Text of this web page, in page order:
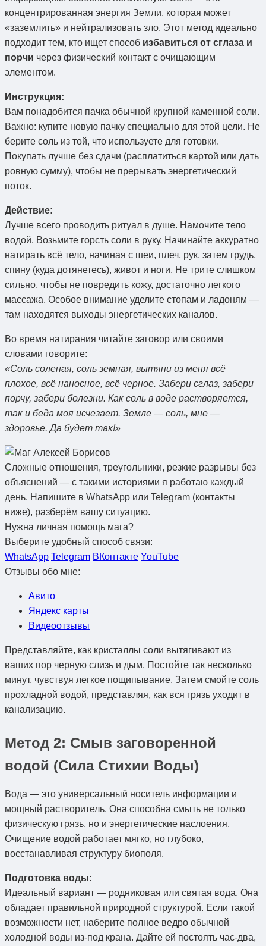
концентрированная энергия Земли, которая может
«заземлить» и нейтрализовать зло. Этот метод идеально
подходит тем, кто ищет способ избавиться от сглаза и
порчи через физический контакт с очищающим
элементом.
Инструкция:
Вам понадобится пачка обычной крупной каменной соли.
Важно: купите новую пачку специально для этой цели. Не
берите соль из той, что используете для готовки.
Покупать лучше без сдачи (расплатиться картой или дать
ровную сумму), чтобы не прерывать энергетический
поток.
Действие:
Лучше всего проводить ритуал в душе. Намочите тело
водой. Возьмите горсть соли в руку. Начинайте аккуратно
натирать всё тело, начиная с шеи, плеч, рук, затем грудь,
спину (куда дотянетесь), живот и ноги. Не трите слишком
сильно, чтобы не повредить кожу, достаточно легкого
массажа. Особое внимание уделите стопам и ладоням —
там находятся выходы энергетических каналов.
Во время натирания читайте заговор или своими
словами говорите:
«Соль соленая, соль земная, вытяни из меня всё
плохое, всё наносное, всё черное. Забери сглаз, забери
порчу, забери болезни. Как соль в воде растворяется,
так и беда моя исчезает. Земле — соль, мне —
здоровье. Да будет так!»
Сложные отношения, треугольники, резкие разрывы без
объяснений — с такими историями я работаю каждый
день. Напишите в WhatsApp или Telegram (контакты
ниже), разберём вашу ситуацию.
Нужна личная помощь мага?
Выберите удобный способ связи:
WhatsApp Telegram ВКонтакте YouTube
Отзывы обо мне:
Авито
Яндекс карты
Видеоотзывы
Представляйте, как кристаллы соли вытягивают из
ваших пор черную слизь и дым. Постойте так несколько
минут, чувствуя легкое пощипывание. Затем смойте соль
прохладной водой, представляя, как вся грязь уходит в
канализацию.
Метод 2: Смыв заговоренной
водой (Сила Стихии Воды)
Вода — это универсальный носитель информации и
мощный растворитель. Она способна смыть не только
физическую грязь, но и энергетические наслоения.
Очищение водой работает мягко, но глубоко,
восстанавливая структуру биополя.
Подготовка воды:
Идеальный вариант — родниковая или святая вода. Она
обладает правильной природной структурой. Если такой
возможности нет, наберите полное ведро обычной
холодной воды из-под крана. Дайте ей постоять час-два,